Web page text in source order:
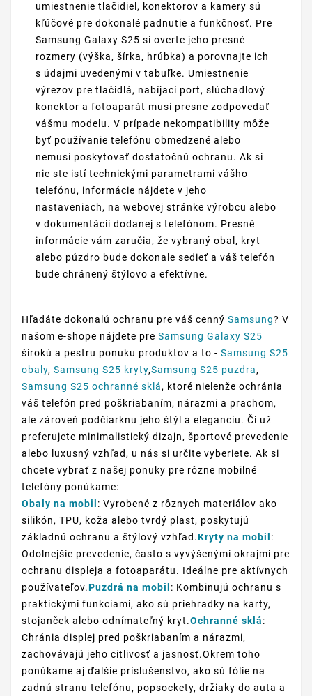
umiestnenie tlačidiel, konektorov a kamery sú
kľúčové pre dokonalé padnutie a funkčnosť. Pre
Samsung Galaxy S25 si overte jeho presné
rozmery (výška, šírka, hrúbka) a porovnajte ich
s údajmi uvedenými v tabuľke. Umiestnenie
výrezov pre tlačidlá, nabíjací port, slúchadlový
konektor a fotoaparát musí presne zodpovedať
vášmu modelu. V prípade nekompatibility môže
byť používanie telefónu obmedzené alebo
nemusí poskytovať dostatočnú ochranu. Ak si
nie ste istí technickými parametrami vášho
telefónu, informácie nájdete v jeho
nastaveniach, na webovej stránke výrobcu alebo
v dokumentácii dodanej s telefónom. Presné
informácie vám zaručia, že vybraný obal, kryt
alebo púzdro bude dokonale sedieť a váš telefón
bude chránený štýlovo a efektívne.
Hľadáte dokonalú ochranu pre váš cenný Samsung? V
našom e-shope nájdete pre Samsung Galaxy S25
širokú a pestru ponuku produktov a to - Samsung S25
obaly, Samsung S25 kryty,Samsung S25 puzdra,
Samsung S25 ochranné sklá, ktoré nielenže ochránia
váš telefón pred poškriabaním, nárazmi a prachom,
ale zároveň podčiarknu jeho štýl a eleganciu. Či už
preferujete minimalistický dizajn, športové prevedenie
alebo luxusný vzhľad, u nás si určite vyberiete. Ak si
chcete vybrať z našej ponuky pre rôzne mobilné
telefóny ponúkame:
Obaly na mobil : Vyrobené z rôznych materiálov ako
silikón, TPU, koža alebo tvrdý plast, poskytujú
základnú ochranu a štýlový vzhľad.Kryty na mobil :
Odolnejšie prevedenie, často s vyvýšenými okrajmi pre
ochranu displeja a fotoaparátu. Ideálne pre aktívnych
používateľov.Puzdrá na mobil : Kombinujú ochranu s
praktickými funkciami, ako sú priehradky na karty,
stojanček alebo odnímateľný kryt.Ochranné sklá:
Chránia displej pred poškriabaním a nárazmi,
zachovávajú jeho citlivosť a jasnosť.Okrem toho
ponúkame aj ďalšie príslušenstvo, ako sú fólie na
zadnú stranu telefónu, popsockety, držiaky do auta a